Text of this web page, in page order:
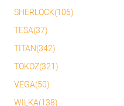
SHERLOCK(106)
TESA(37)
TITAN(342)
TOKOZ(321)
VEGA(50)
WILKA(138)